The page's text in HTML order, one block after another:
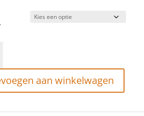
aan winkelwagen